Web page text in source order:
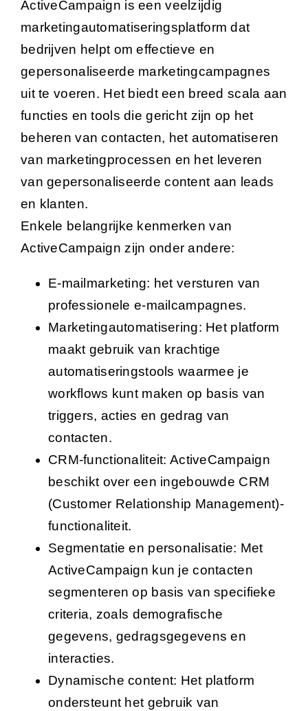
ActiveCampaign is een veelzijdig
marketingautomatiseringsplatform dat
bedrijven helpt om effectieve en
gepersonaliseerde marketingcampagnes
uit te voeren. Het biedt een breed scala aan
functies en tools die gericht zijn op het
beheren van contacten, het automatiseren
van marketingprocessen en het leveren
van gepersonaliseerde content aan leads
en klanten.
Enkele belangrijke kenmerken van
ActiveCampaign zijn onder andere:
E-mailmarketing: het versturen van
professionele e-mailcampagnes.
Marketingautomatisering: Het platform
maakt gebruik van krachtige
automatiseringstools waarmee je
workflows kunt maken op basis van
triggers, acties en gedrag van
contacten.
CRM-functionaliteit: ActiveCampaign
beschikt over een ingebouwde CRM
(Customer Relationship Management)-
functionaliteit.
Segmentatie en personalisatie: Met
ActiveCampaign kun je contacten
segmenteren op basis van specifieke
criteria, zoals demografische
gegevens, gedragsgegevens en
interacties.
Dynamische content: Het platform
ondersteunt het gebruik van